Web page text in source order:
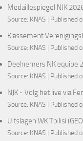
Medaillespiegel NJK
Source: KNAS Published
Klassement
Source: KNAS Published
Deelnemers NK equipe
Source: KNAS Published
NJK - Volg het live via
Source: KNAS Published
Uitslagen WK Tbilisi
Source: KNAS Published